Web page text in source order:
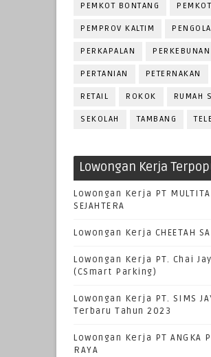
PEMKOT BONTANG
PEMPROV KALTIM
PERKAPALAN
PERTANIAN PETERNAKAN
RETAIL ROKOK RUMAH
SEKOLAH TAMBANG
Lowongan Kerja
Lowongan Kerja PT
SEJAHTERA
Lowongan Kerja CHEETAH
Lowongan Kerja PT. Chai
(CSmart Parking)
Lowongan Kerja PT. SIMS
Terbaru Tahun 2023
Lowongan Kerja PT ANGKA
RAYA